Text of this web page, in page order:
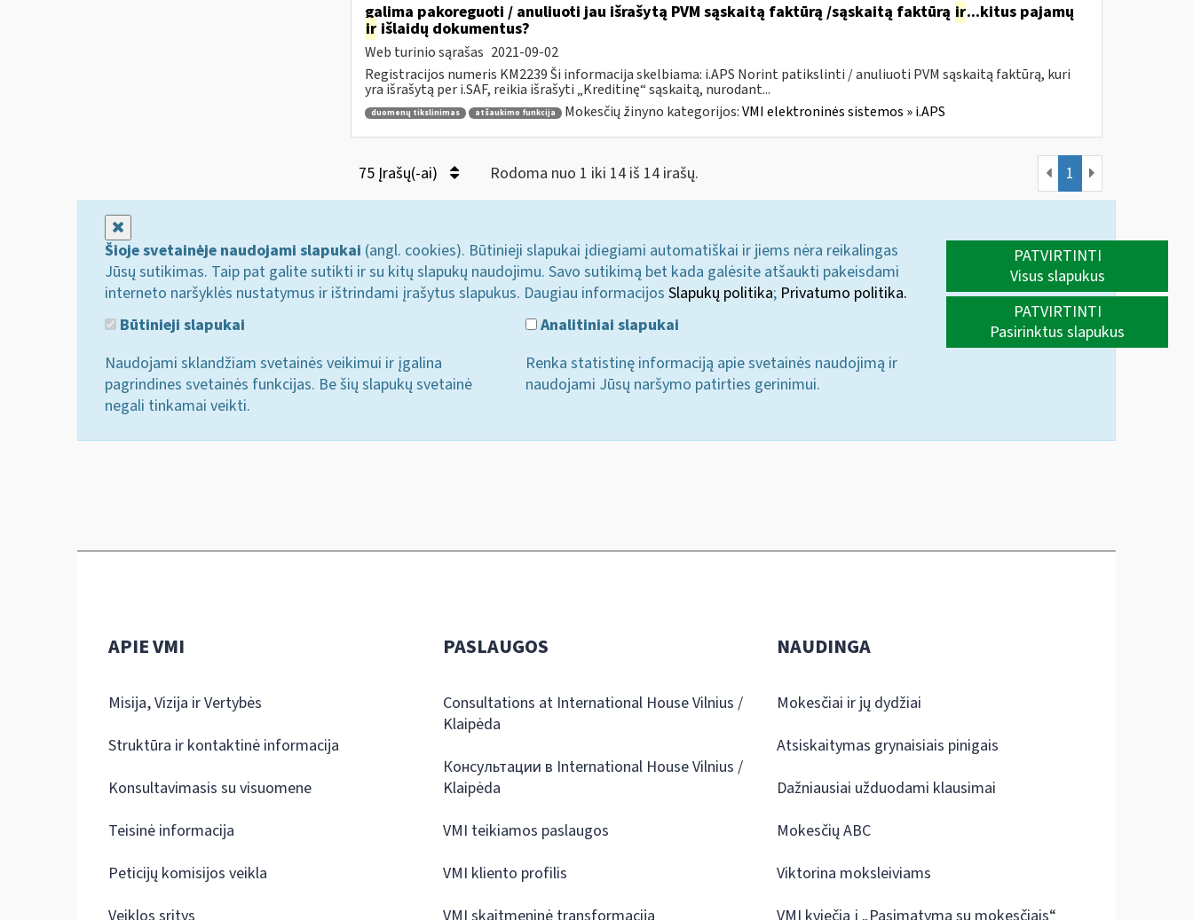
galima pakoreguoti / anuliuoti jau išrašytą PVM sąskaitą faktūrą /sąskaitą faktūrą ir...kitus pajamų
irišlaidų dokumentus?
Web turinio sąrašas 2021-09-02
Registracijos numeris KM2239 Ši informacija skelbiama: i.APS Norint patikslinti / anuliuoti PVM sąskaitą faktūrą, kuri
yra išrašytą per i.SAF, reikia išrašyti „Kreditinę“ sąskaitą, nurodant...
duomenų tikslinimas atšaukimo funkcija Mokesčių žinyno kategorijos:VMI elektroninės sistemos » i.APS
75 Įrašų(-ai) Rodoma nuo 1 iki 14 iš 14 irašų. 1
Šioje svetainėje naudojami slapukai (angl. cookies). Būtinieji slapukai įdiegiami automatiškai ir jiems nėra reikalingas
Jūsų sutikimas. Taip pat galite sutikti ir su kitų slapukų naudojimu. Savo sutikimą bet kada galėsite atšaukti pakeisdami
interneto naršyklės nustatymus ir ištrindami įrašytus slapukus. Daugiau informacijos Slapukų politika; Privatumo politika.
Būtinieji slapukai
Naudojami sklandžiam svetainės veikimui ir įgalina
pagrindines svetainės funkcijas. Be šių slapukų svetainė
negali tinkamai veikti.
Analitiniai slapukai
Renka statistinę informaciją apie svetainės naudojimą ir
naudojami Jūsų naršymo patirties gerinimui.
PATVIRTINTI
Visus slapukus
PATVIRTINTI
Pasirinktus slapukus
APIE VMI
Misija, Vizija ir Vertybės
Struktūra ir kontaktinė informacija
Konsultavimasis su visuomene
Teisinė informacija
Peticijų komisijos veikla
PASLAUGOS
Consultations at International House Vilnius /
Klaipėda
Консультации в International House Vilnius /
Klaipėda
VMI teikiamos paslaugos
VMI kliento profilis
NAUDINGA
Mokesčiai ir jų dydžiai
Atsiskaitymas grynaisiais pinigais
Dažniausiai užduodami klausimai
Mokesčių ABC
Viktorina moksleiviams